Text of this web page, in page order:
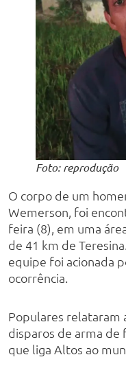
Foto: reprodução
O corpo de um
Wemerson, foi
feira (8), em uma
de 41 km de
equipe foi acionada
ocorrência.
Populares relataram
disparos de arma de
que liga Altos ao